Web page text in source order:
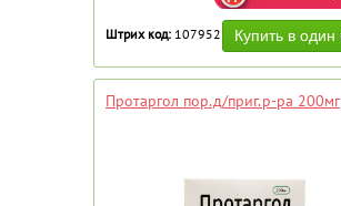
Штрих код: 107952
Протаргол пор.д/приг.р-ра 200мг